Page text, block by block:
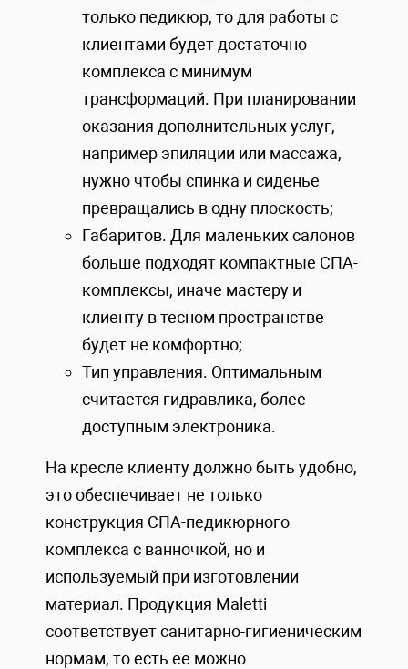
только педикюр, то для работы с
клиентами будет достаточно
комплекса с минимум
трансформаций. При планировании
оказания дополнительных услуг,
например эпиляции или массажа,
нужно чтобы спинка и сиденье
превращались в одну плоскость;
Габаритов. Для маленьких салонов
больше подходят компактные СПА-
комплексы, иначе мастеру и
клиенту в тесном пространстве
будет не комфортно;
Тип управления. Оптимальным
считается гидравлика, более
доступным электроника.
На кресле клиенту должно быть удобно,
это обеспечивает не только
конструкция СПА-педикюрного
комплекса с ванночкой, но и
используемый при изготовлении
материал. Продукция Maletti
соответствует санитарно-гигиеническим
нормам, то есть ее можно